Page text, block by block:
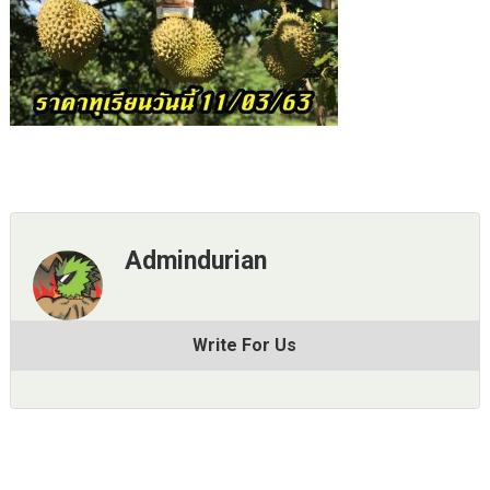
Admindurian
Write For Us